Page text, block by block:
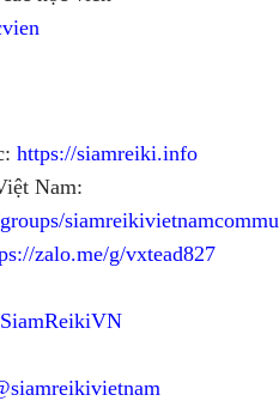
https://siamreiki.info
Nam:
zalo.me/g/vxtead827